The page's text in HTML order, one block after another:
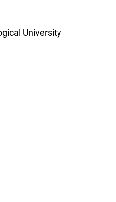
University